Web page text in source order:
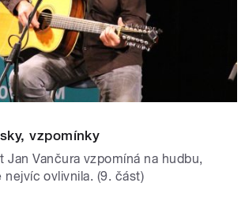
vzpomínky
Jan Vančura vzpomíná na hudbu,
nejvíc ovlivnila. (9. část)